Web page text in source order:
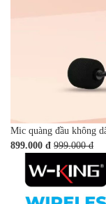
Mic quàng đầu không
899.000 đ 999.000 đ